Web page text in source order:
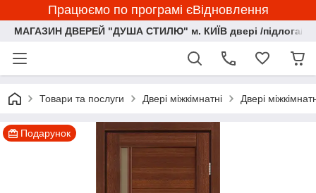
Працюємо по програмі єВідновлення
МАГАЗИН ДВЕРЕЙ "ДУША СТИЛЮ" м. КИЇВ двері /підлога/
Товари та послуги Двері міжкімнатні Двері
Подарунок